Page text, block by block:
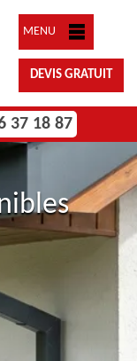
MENU
DEVIS GRATUIT
37 18 87